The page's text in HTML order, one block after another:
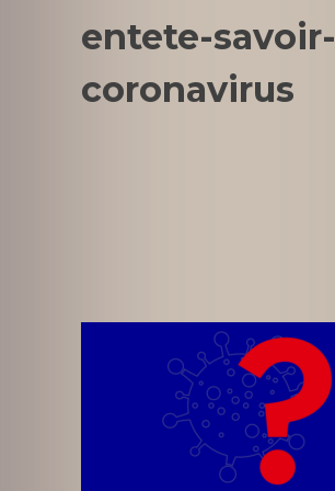
entete-savoir-
coronavirus